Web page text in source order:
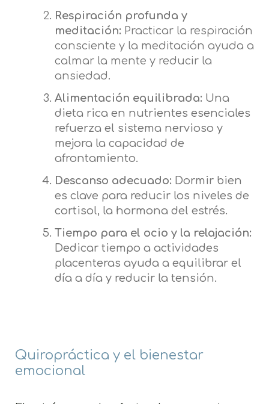
Respiración profunda y
meditación: Practicar la respiración
consciente y la meditación ayuda a
calmar la mente y reducir la
ansiedad.
Alimentación equilibrada: Una
dieta rica en nutrientes esenciales
refuerza el sistema nervioso y
mejora la capacidad de
afrontamiento.
Descanso adecuado: Dormir bien
es clave para reducir los niveles de
cortisol, la hormona del estrés.
Tiempo para el ocio y la relajación:
Dedicar tiempo a actividades
placenteras ayuda a equilibrar el
día a día y reducir la tensión.
Quiropráctica y el bienestar
emocional